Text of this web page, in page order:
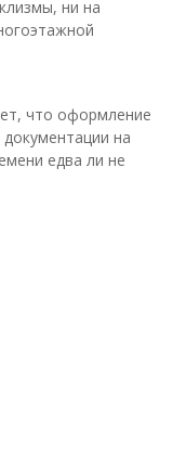
ни на
что оформление
на
едва ли не